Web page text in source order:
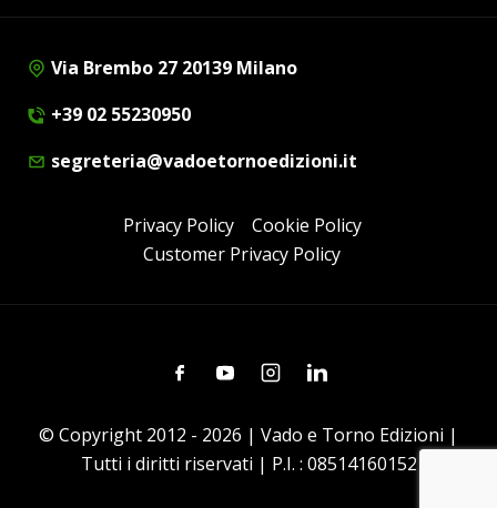
Via Brembo 27 20139 Milano
+39 02 55230950
segreteria@vadoetornoedizioni.it
Privacy Policy
Cookie Policy
Customer Privacy Policy
FacebookYoutubeInstagramLinkedin
© Copyright 2012 - 2026 | Vado e Torno Edizioni |
Tutti i diritti riservati | P.I. : 08514160152